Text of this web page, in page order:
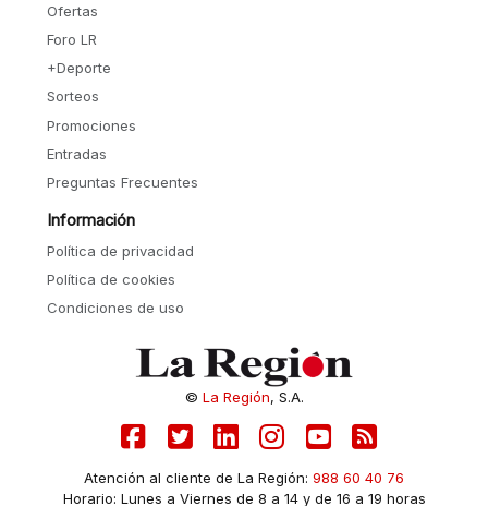
Ofertas
Foro LR
+Deporte
Sorteos
Promociones
Entradas
Preguntas Frecuentes
Información
Política de privacidad
Política de cookies
Condiciones de uso
© La Región, S.A.
Atención al cliente de La Región: 988 60 40 76
Horario: Lunes a Viernes de 8 a 14 y de 16 a 19 horas